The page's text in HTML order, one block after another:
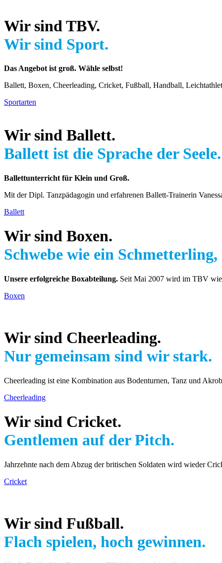
Wir sind TBV.
Wir sind Sport.
Das Angebot ist groß. Wähle selbst!
Ballett, Boxen, Cheerleading, Cricket, Fußball, Handball,
Sportarten
Wir sind Ballett.
Ballett ist die Sprache der Seele.
Ballettunterricht für Klein und Groß.
Mit der Dipl. Tanzpädagogin und erfahrenen Ballett-Trainerin
Ballett
Wir sind Boxen.
Schwebe wie ein
Unsere erfolgreiche Boxabteilung. Seit Mai 2007 wird im TBV
Boxen
Wir sind Cheerleading.
Nur gemeinsam sind wir stark.
Cheerleading ist eine Kombination aus Bodenturnen, Tanz und
Cheerleading
Wir sind Cricket.
Gentlemen auf der Pitch.
Jahrzehnte nach dem Abzug der britischen Soldaten wird wieder
Cricket
Wir sind Fußball.
Flach spielen, hoch gewinnen.